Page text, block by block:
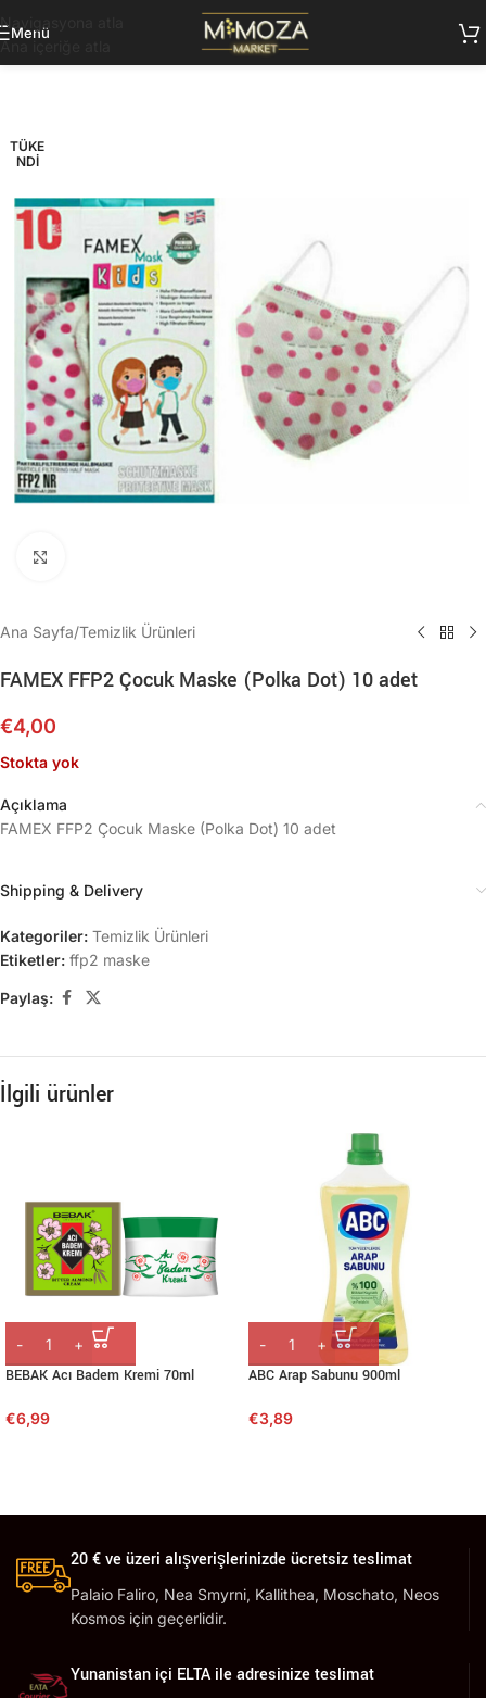
Navigasyona atla
Ana içeriğe atla
Menü
TÜKE
NDI
Ana Sayfa/Temizlik Ürünleri
FAMEX FFP2 Çocuk Maske (Polka Dot) 10 adet
€4,00
Stokta yok
Açıklama
FAMEX FFP2 Çocuk Maske (Polka Dot) 10 adet
Shipping & Delivery
Kategoriler: Temizlik Ürünleri
Etiketler: ffp2 maske
Paylaş:
İlgili ürünler
BEBAK Acı Badem Kremi 70ml
€6,99
ABC Arap Sabunu 900ml
€3,89
20 € ve üzeri alışverişlerinizde ücretsiz teslimat
Palaio Faliro, Nea Smyrni, Kallithea, Moschato, Neos
Kosmos için geçerlidir.
Yunanistan içi ELTA ile adresinize teslimat